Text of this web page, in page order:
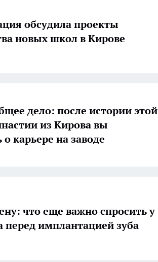
обсудила проекты
новых школ в Кирове
дело: после истории этой
из Кирова вы
о карьере на заводе
что еще важно спросить у
перед имплантацией зуба